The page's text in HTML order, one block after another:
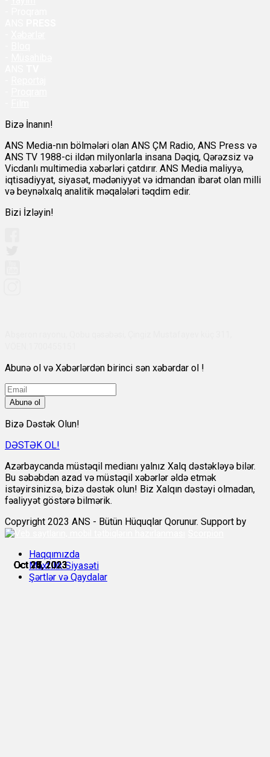
Oct 17, 2023
Oct 18, 2023
Oct 20, 2023
Oct 21, 2023
Oct 24, 2023
Oct 25, 2023
Bizə İnanın!
ANS Media-nın bölmələri olan ANS ÇM Radio, ANS Press və
ANS TV 1988-ci ildən milyonlarla insana Dəqiq, Qərəzsiz və
Vicdanlı multimedia xəbərləri çatdırır. ANS Media maliyyə,
iqtisadiyyat, siyasət, mədəniyyət və idmandan ibarət olan milli
və beynəlxalq analitik məqalələri təqdim edir.
Bizi İzləyin!
Abunə ol və Xəbərlərdən birinci sən xəbərdar ol !
Abunə ol
Bizə Dəstək Olun!
DƏSTƏK OL!
Azərbaycanda müstəqil medianı yalnız Xalq dəstəkləyə bilər.
Bu səbəbdən azad və müstəqil xəbərlər əldə etmək
istəyirsinizsə, bizə dəstək olun! Biz Xalqın dəstəyi olmadan,
fəaliyyət göstərə bilmərik.
Copyright 2023 ANS - Bütün Hüquqlar Qorunur. Support by
Haqqımızda
Məxfilik Siyasəti
Şərtlər və Qaydalar